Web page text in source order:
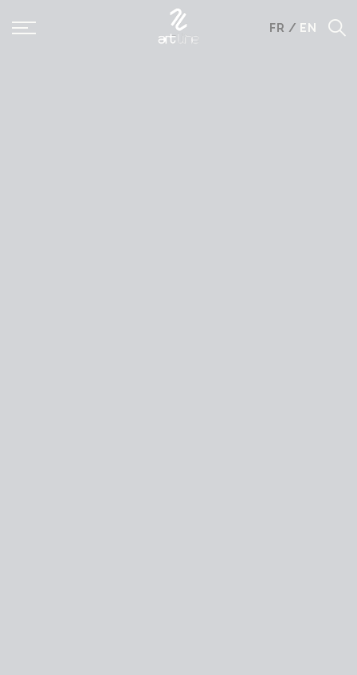
FR / EN
Panneau de gestion des cookies